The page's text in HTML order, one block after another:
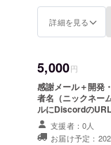
詳細を見る
5,000円
感謝メール＋開発
者名（ニックネーム可）
ルにDiscordのURL
支援者：0人
お届け予定：